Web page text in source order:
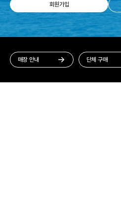
회원가입
매장 안내 단체 구매